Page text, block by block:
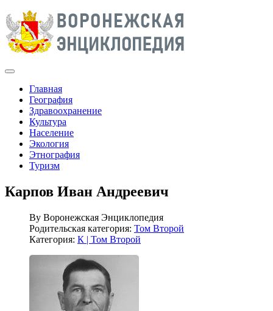
Главная
География
Здравоохранение
Культура
Население
Экология
Этнография
Туризм
Карпов Иван Андреевич
By Воронежская Энциклопедия
Родительская категория: Том Второй
Категория: К | Том Второй